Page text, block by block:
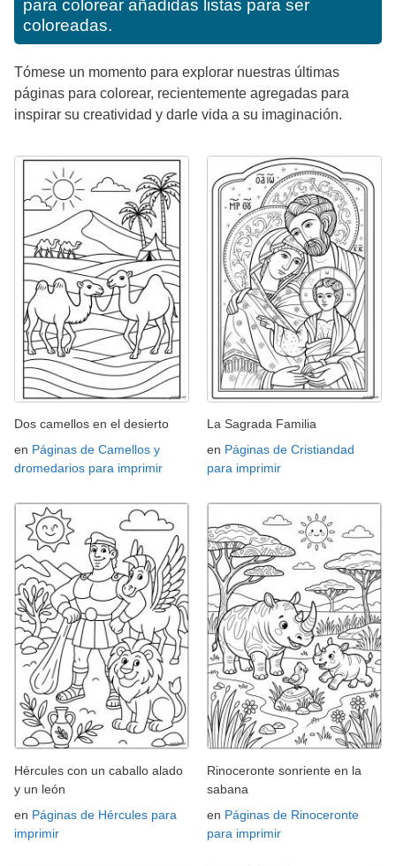
para colorear añadidas listas para ser
coloreadas.
Tómese un momento para explorar nuestras últimas
páginas para colorear, recientemente agregadas para
inspirar su creatividad y darle vida a su imaginación.
Dos camellos en el desierto
en Páginas de Camellos y
dromedarios para imprimir
La Sagrada Familia
en Páginas de Cristiandad
para imprimir
Hércules con un caballo alado
y un león
en Páginas de Hércules para
imprimir
Rinoceronte sonriente en la
sabana
en Páginas de Rinoceronte
para imprimir